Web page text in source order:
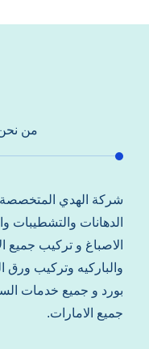
من
شركة الهدي المتخصصة
الدهانات والتشطيبات
الاصباغ و تركيب جميع
والباركيه وتركيب ورق
بورد و جميع خدمات
جميع الامارات.